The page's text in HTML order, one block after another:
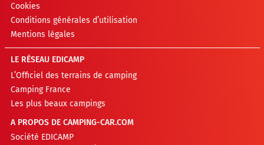
Cookies
Conditions générales d’utilisation
Mentions légales
LE RÉSEAU EDICAMP
L’Officiel des terrains de camping
Camping France
Les plus beaux campings
A PROPOS DE CAMPING-CAR.COM
Société EDICAMP